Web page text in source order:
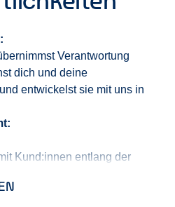
:
bernimmst Verantwortung
dich und deine
entwickelst sie mit uns in
Kund:innen entlang der
Journey
Durchführung von